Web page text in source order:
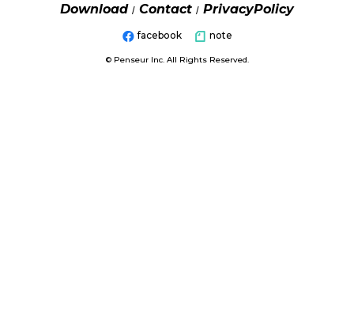
Download
Contact PrivacyPolicy
facebook note
© Penseur Inc. All Rights Reserved.